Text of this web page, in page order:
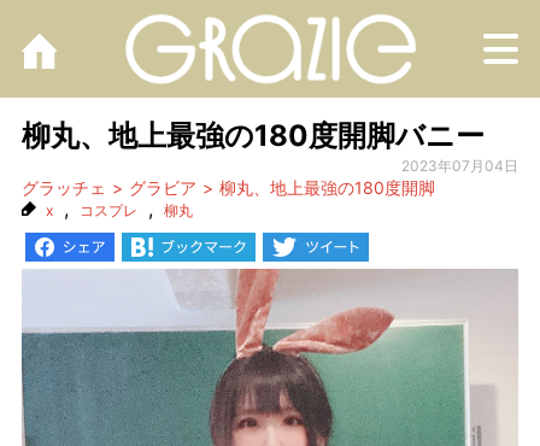
柳丸、地上最強の180度開脚バニー
2023年07月04日
グラッチェ グラビア 柳丸、地上最強の180度開脚
x , コスプレ , 柳丸